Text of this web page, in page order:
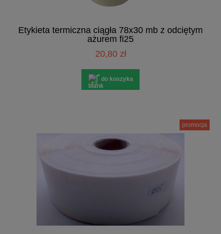
Etykieta termiczna ciągła 78x30 mb z odciętym
ażurem fi25
20,80 zł
do koszyka
promocja